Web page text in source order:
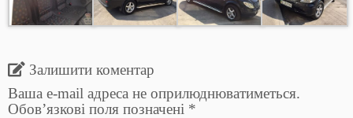
Залишити коментар
Ваша e-mail адреса не оприлюднюватиметься.
Обов’язкові поля позначені *